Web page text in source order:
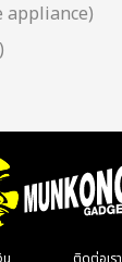
appliance)